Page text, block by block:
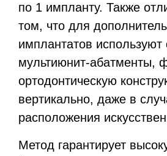
по 1 импланту. Также
том, что для
имплантатов используют
мультиюнит-абатменты,
ортодонтическую
вертикально, даже в
расположения
Метод гарантирует